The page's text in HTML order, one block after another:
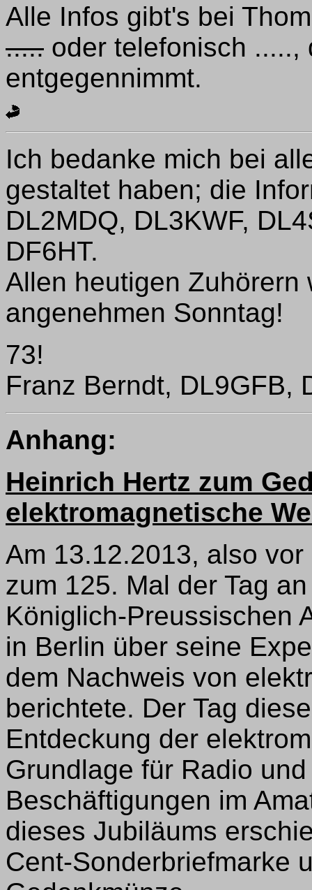
Alle Infos gibt's bei
..... oder telefonisch .....,
entgegennimmt.
Ich bedanke mich bei
gestaltet haben; die
DL2MDQ, DL3KWF,
DF6HT.
Allen heutigen Zuhörern
angenehmen Sonntag!
73!
Franz Berndt, DL9GFB,
Anhang:
Heinrich Hertz zum
elektromagnetische
Am 13.12.2013, also
zum 125. Mal der Tag
Königlich-Preussischen
in Berlin über seine
dem Nachweis von
berichtete. Der Tag
Entdeckung der
Grundlage für Radio
Beschäftigungen im
dieses Jubiläums
Cent-Sonderbriefmarke